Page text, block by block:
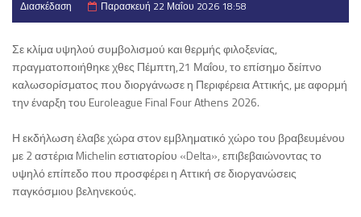
Διασκέδαση Παρασκευή 22 Μαΐου 2026 18:58
Σε κλίμα υψηλού συμβολισμού και θερμής φιλοξενίας,
πραγματοποιήθηκε χθες Πέμπτη,21 Μαΐου, το επίσημο δείπνο
καλωσορίσματος που διοργάνωσε η Περιφέρεια Αττικής, με αφορμή
την έναρξη του Euroleague Final Four Athens 2026.
Η εκδήλωση έλαβε χώρα στον εμβληματικό χώρο του βραβευμένου
με 2 αστέρια Michelin εστιατορίου «Delta», επιβεβαιώνοντας το
υψηλό επίπεδο που προσφέρει η Αττική σε διοργανώσεις
παγκόσμιου βεληνεκούς.